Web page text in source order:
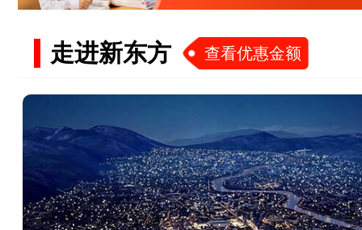
屈*天 15 18
杜*龙 18 20
20 21
陈*财 23 25
走进新东方 查看优惠金额